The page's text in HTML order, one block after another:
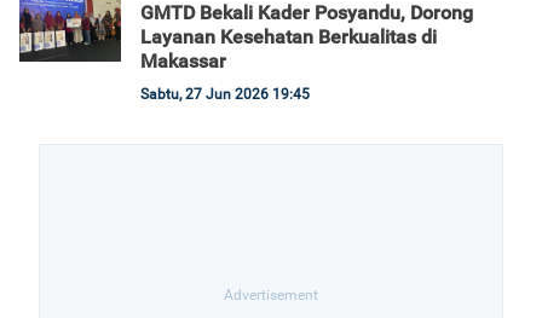
GMTD Bekali Kader Posyandu, Dorong
Layanan Kesehatan Berkualitas di
Makassar
Sabtu, 27 Jun 2026 19:45